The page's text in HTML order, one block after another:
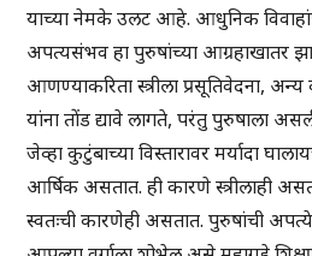
याच्या नेमके उलट आहे. आधुनिक
अपत्यसंभव हा पुरुषांच्या आग्रहाखातर
आणण्याकरिता स्त्रीला प्रसूतिवेदना,
यांना तोंड द्यावे लागते, परंतु पुरुषाला
जेव्हा कुटुंबाच्या विस्तारावर मर्यादा
आर्षिक असतात. ही कारणे स्त्रीलाही
स्वतःची कारणेही असतात. पुरुषांची